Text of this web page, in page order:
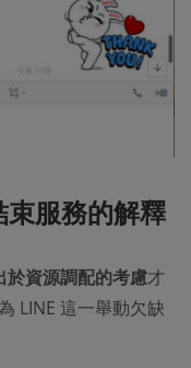
束服務的解釋
於資源調配的考慮才
LINE 這一舉動欠缺